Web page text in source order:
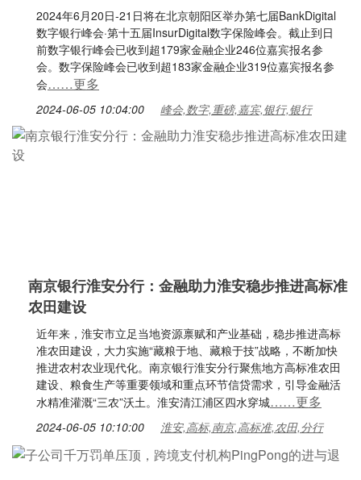
2024年6月20日-21日将在北京朝阳区举办第七届BankDigital
数字银行峰会·第十五届InsurDigital数字保险峰会。截止到日
前数字银行峰会已收到超179家金融企业246位嘉宾报名参
会。数字保险峰会已收到超183家金融企业319位嘉宾报名参
会……更多
2024-06-05 10:04:00 峰会,数字,重磅,嘉宾,银行,银行
南京银行淮安分行：金融助力淮安稳步推进高标准
农田建设
近年来，淮安市立足当地资源禀赋和产业基础，稳步推进高标
准农田建设，大力实施“藏粮于地、藏粮于技”战略，不断加快
推进农村农业现代化。南京银行淮安分行聚焦地方高标准农田
建设、粮食生产等重要领域和重点环节信贷需求，引导金融活
水精准灌溉“三农”沃土。淮安清江浦区四水穿城……更多
2024-06-05 10:10:00 淮安,高标,南京,高标准,农田,分行